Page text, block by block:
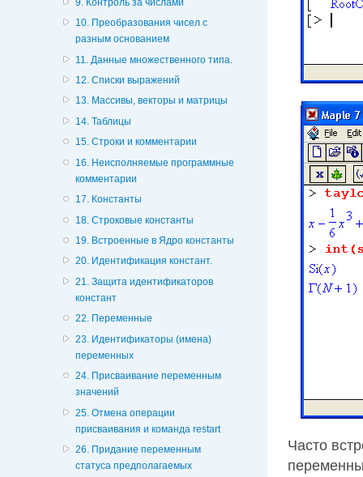
10. Преобразования чисел с
разным основанием
11. Данные множественного типа.
12. Списки выражений
13. Массивы, векторы и матрицы
14. Таблицы
15. Строки и комментарии
16. Неисполняемые программные
комментарии
17. Константы
18. Строковые константы
19. Встроенные в Ядро константы
20. Идентификация констант.
21. Защита идентификаторов
констант
22. Переменные
23. Идентификаторы (имена)
переменных
24. Присваивание переменным
значений
25. Отмена операции
присваивания и команда restart
26. Придание переменным
статуса предполагаемых
Часто